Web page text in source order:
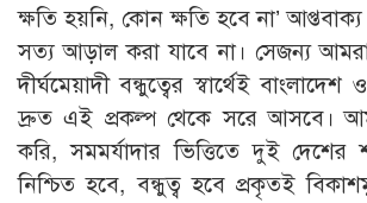
ক্ষতি হয়নি, কোন ক্ষতি হবে না’
সত্য আড়াল করা যাবে না। সেজন্য
দীর্ঘমেয়াদী বন্ধুত্বের স্বার্থেই
দ্রুত এই প্রকল্প থেকে সরে আসবে।
করি, সমমর্যাদার ভিত্তিতে দুই দেশের
নিশ্চিত হবে, বন্ধুত্ব হবে প্রকৃতই